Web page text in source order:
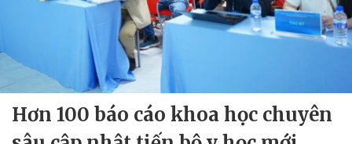
Hơn 100 báo cáo khoa học chuyên